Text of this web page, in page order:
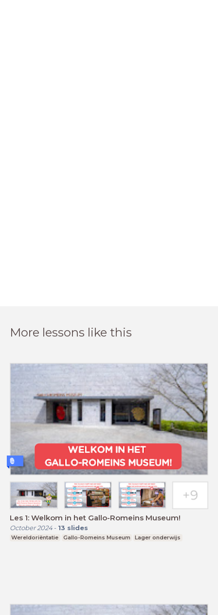
More lessons like this
Les 1: Welkom in het Gallo-Romeins Museum!
October 2024- 13 slides
Wereldoriëntatie Gallo-Romeins Museum Lager onderwijs